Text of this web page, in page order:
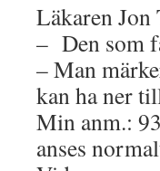
Läkaren Jon
– Den som
– Man
kan ha ner
Min anm.:
anses